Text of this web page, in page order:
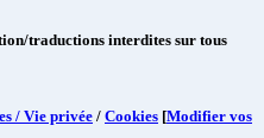
traductions interdites sur tous
/ Vie privée / Cookies [Modifier vos